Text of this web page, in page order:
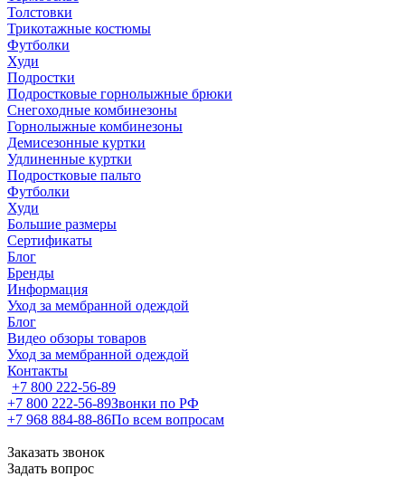
Толстовки
Трикотажные костюмы
Футболки
Худи
Подростки
Подростковые горнолыжные брюки
Снегоходные комбинезоны
Горнолыжные комбинезоны
Демисезонные куртки
Удлиненные куртки
Подростковые пальто
Футболки
Худи
Большие размеры
Сертификаты
Блог
Бренды
Информация
Уход за мембранной одеждой
Блог
Видео обзоры товаров
Уход за мембранной одеждой
Контакты
+7 800 222-56-89
+7 800 222-56-89Звонки по РФ
+7 968 884-88-86По всем вопросам
Заказать звонок
Задать вопрос